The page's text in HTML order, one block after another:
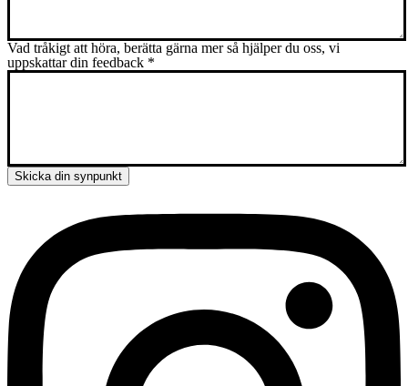
Vad tråkigt att höra, berätta gärna mer så hjälper du oss, vi
uppskattar din feedback *
Skicka din synpunkt